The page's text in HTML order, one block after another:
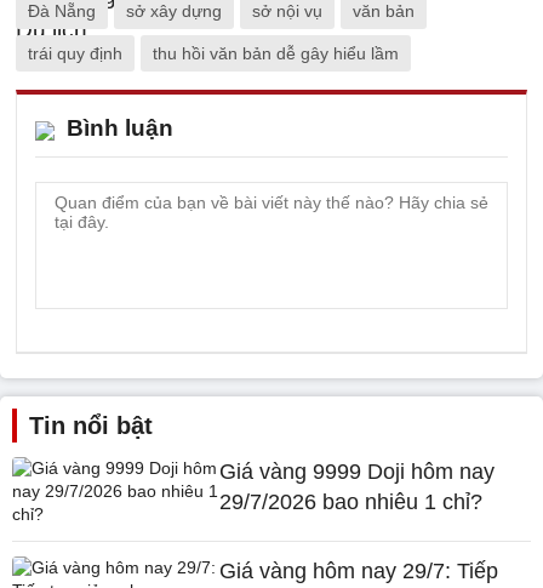
Đà Nẵng sở xây dựng sở nội vụ văn bản
trái quy định thu hồi văn bản dễ gây hiểu lầm
Bình luận
Tin nổi bật
Giá vàng 9999 Doji hôm nay
29/7/2026 bao nhiêu 1 chỉ?
Giá vàng hôm nay 29/7: Tiếp